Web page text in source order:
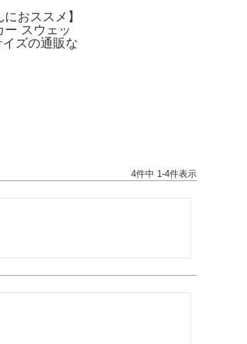
おススメ】
ー スウェッ
ズの通販な
4件中 1 -4件表示